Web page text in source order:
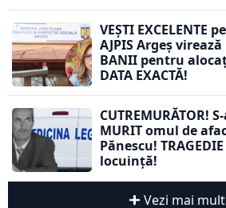
VEȘTI EXCELENTE
AJPIS Argeș
BANII pentru
DATA EXACTĂ!
CUTREMURĂTOR!
MURIT omul de
Pănescu!
locuință!
Vezi mai